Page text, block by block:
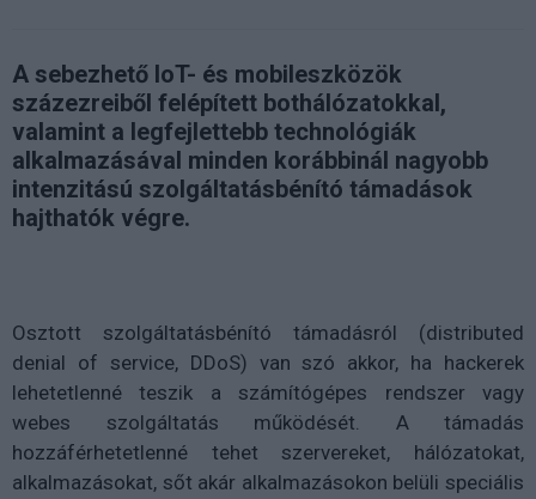
A sebezhető IoT- és mobileszközök
százezreiből felépített bothálózatokkal,
valamint a legfejlettebb technológiák
alkalmazásával minden korábbinál nagyobb
intenzitású szolgáltatásbénító támadások
hajthatók végre.
Osztott szolgáltatásbénító támadásról (distributed
denial of service, DDoS) van szó akkor, ha hackerek
lehetetlenné teszik a számítógépes rendszer vagy
webes szolgáltatás működését. A támadás
hozzáférhetetlenné tehet szervereket, hálózatokat,
alkalmazásokat, sőt akár alkalmazásokon belüli speciális